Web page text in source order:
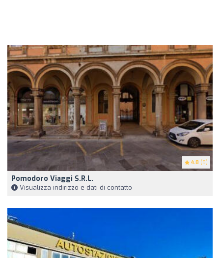
4.8 (5)
Pomodoro Viaggi S.R.L.
Visualizza indirizzo e dati di contatto